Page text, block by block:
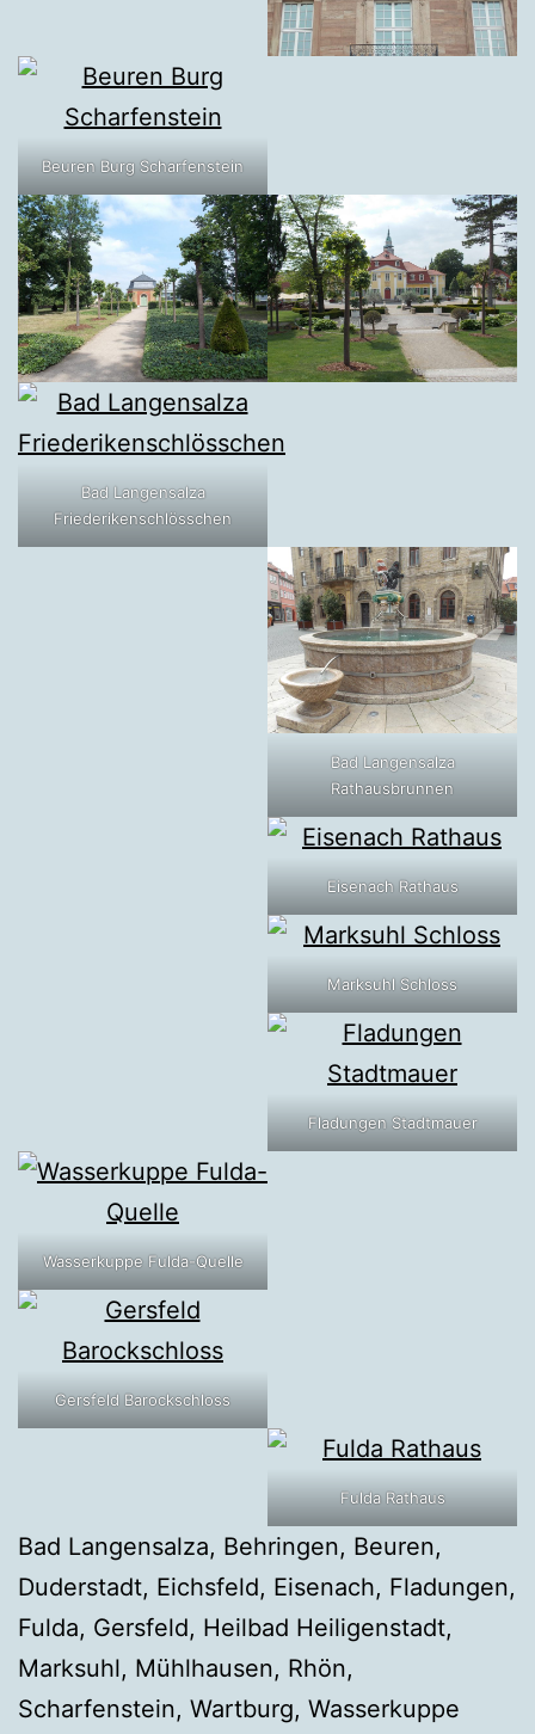
Beuren Burg Scharfenstein
Bad Langensalza
Friederikenschlösschen
Bad Langensalza
Rathausbrunnen
Eisenach Rathaus
Marksuhl Schloss
Fladungen Stadtmauer
Wasserkuppe Fulda-Quelle
Gersfeld Barockschloss
Fulda Rathaus
Bad Langensalza, Behringen, Beuren,
Duderstadt, Eichsfeld, Eisenach, Fladungen,
Fulda, Gersfeld, Heilbad Heiligenstadt,
Marksuhl, Mühlhausen, Rhön,
Scharfenstein, Wartburg, Wasserkuppe